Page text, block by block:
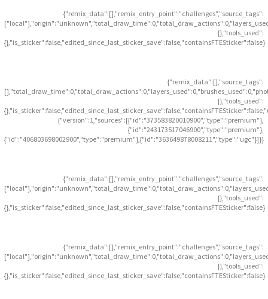
{"remix_data":[],"remix_entry_point":"challenges","source_tags":
{},"tools_used":
{},"is_sticker":false,"edited_since_last_sticker_save":false,"containsFTESticker":false}
{"remix_data":[],"source_tags":
{},"tools_used":
{"version":1,"sources":[{"id":"373583820010900","type":"premium"},
{"id":"243173517046900","type":"premium"},
{"id":"406803698002900","type":"premium"},{"id":"363649878008211","type":"ugc"}]}}
{"remix_data":[],"remix_entry_point":"challenges","source_tags":
{},"tools_used":
{},"is_sticker":false,"edited_since_last_sticker_save":false,"containsFTESticker":false}
{"remix_data":[],"remix_entry_point":"challenges","source_tags":
{},"tools_used":
{},"is_sticker":false,"edited_since_last_sticker_save":false,"containsFTESticker":false}